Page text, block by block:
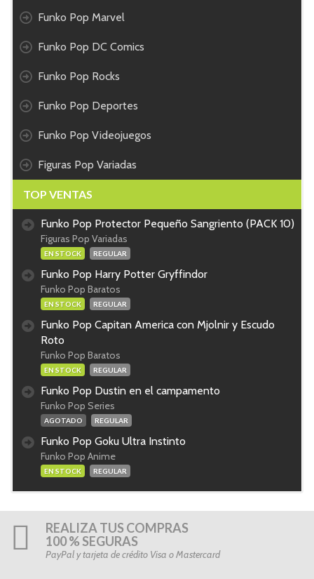
Funko Pop Marvel
Funko Pop DC Comics
Funko Pop Rocks
Funko Pop Deportes
Funko Pop Videojuegos
Figuras Pop Variadas
TOP VENTAS
Funko Pop Protector Pequeño Sangriento (PACK 10)
Figuras Pop Variadas
EN STOCK REGULAR
Funko Pop Harry Potter Gryffindor
Funko Pop Baratos
EN STOCK REGULAR
Funko Pop Capitan America con Mjolnir y Escudo
Roto
Funko Pop Baratos
EN STOCK REGULAR
Funko Pop Dustin en el campamento
Funko Pop Series
AGOTADO REGULAR
Funko Pop Goku Ultra Instinto
Funko Pop Anime
EN STOCK REGULAR
REALIZA TUS COMPRAS
100 % SEGURAS
PayPal y tarjeta de crédito Visa o Mastercard